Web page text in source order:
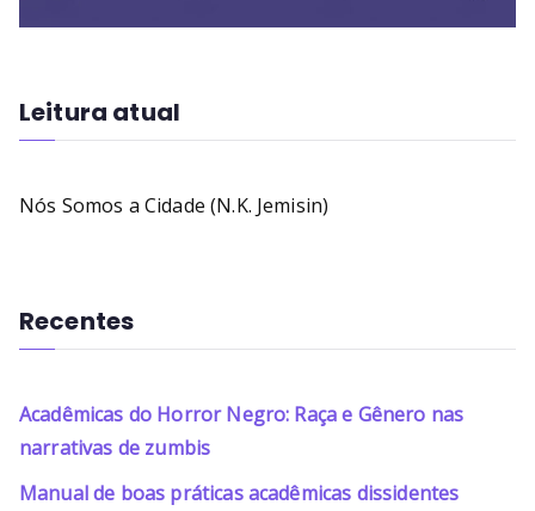
Leitura atual
Nós Somos a Cidade (N.K. Jemisin)
Recentes
Acadêmicas do Horror Negro: Raça e Gênero nas
narrativas de zumbis
Manual de boas práticas acadêmicas dissidentes